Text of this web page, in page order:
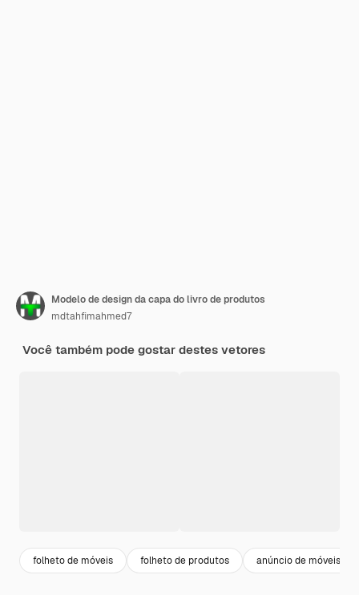
Modelo de design da capa do livro de produtos
mdtahfimahmed7
Você também pode gostar destes vetores
folheto de móveis folheto de produtos anúncio de móveis